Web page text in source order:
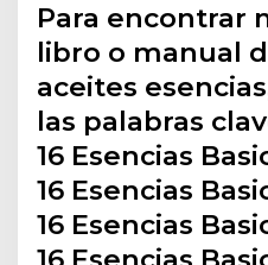
Para encontrar
libro o manual
aceites
las palabras
16 Esencias
16 Esencias
16 Esencias